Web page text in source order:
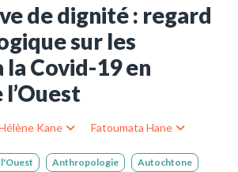
de dignité : regard
sur les
la Covid-19 en
Kane Fatoumata Hane
Anthropologie Autochtone